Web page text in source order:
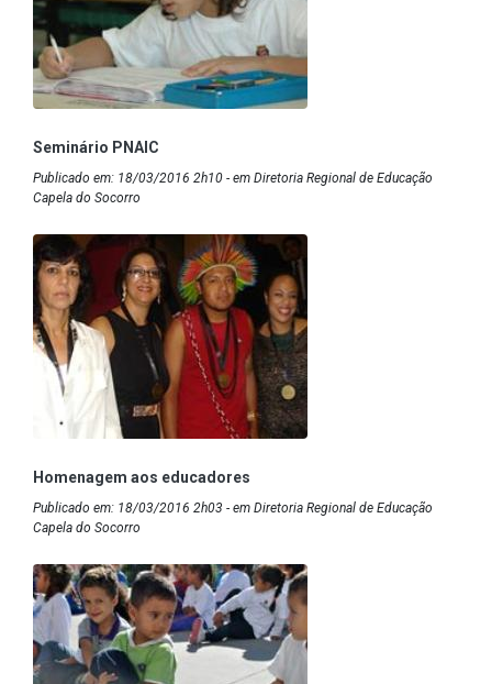
Seminário PNAIC
Publicado em: 18/03/2016 2h10 - em Diretoria Regional de Educação
Capela do Socorro
Homenagem aos educadores
Publicado em: 18/03/2016 2h03 - em Diretoria Regional de Educação
Capela do Socorro